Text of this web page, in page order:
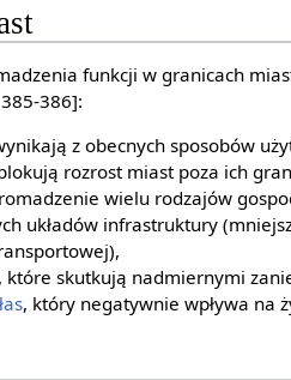
funkcji w granicach
386]:
z obecnych sposobów
rozrost miast poza ich
wielu rodzajów
układów infrastruktury
, które skutkują nadmiernymi
, który negatywnie wpływa na